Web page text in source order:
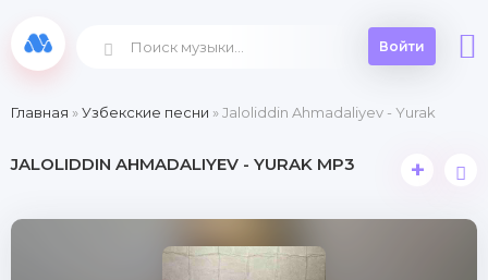
Войти
Главная »Узбекские песни » Jaloliddin Ahmadaliyev - Yurak
JALOLIDDIN AHMADALIYEV - YURAK MP3 +